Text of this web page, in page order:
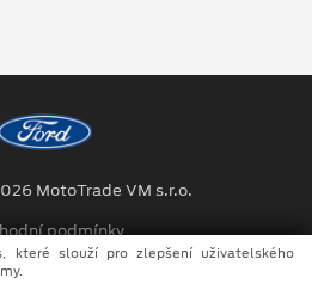
MotoTrade VM s.r.o.
podmínky
osobních údajů
které slouží pro zlepšení uživatelského